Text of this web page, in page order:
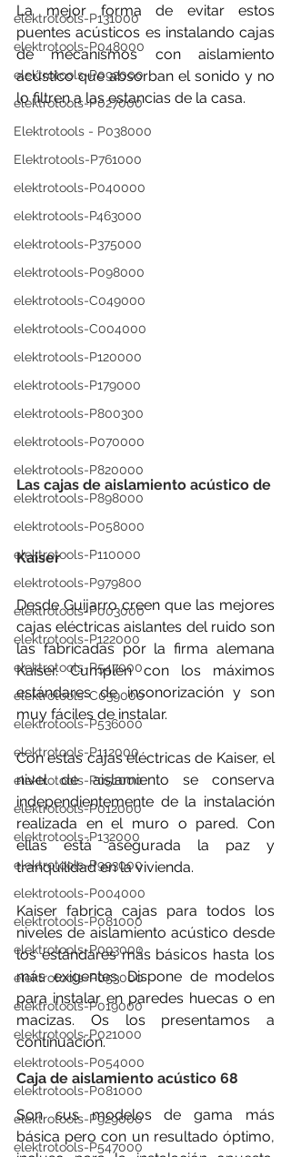
elektrotools-P131000
elektrotools-P048000
elektrotools-P092000
elektrotools-P027000
Elektrotools - P038000
Elektrotools-P761000
elektrotools-P040000
elektrotools-P463000
elektrotools-P375000
elektrotools-P098000
elektrotools-C049000
elektrotools-C004000
elektrotools-P120000
elektrotools-P179000
elektrotools-P800300
elektrotools-P070000
elektrotools-P820000
elektrotools-P898000
elektrotools-P058000
elektrotools-P110000
elektrotools-P979800
elektrotools-P003000
elektrotools-P122000
elektrotools-P547000
elektrotools-C039000
elektrotools-P536000
elektrotools-P112000
elektrotools-P051000
elektrotools-P012000
elektrotools-P132000
elektrotools-P993000
elektrotools-P004000
elektrotools-P081000
elektrotools-P093000
elektrotools-P053000
elektrotools-P019000
elektrotools-P021000
elektrotools-P054000
elektrotools-P081000
elektrotools-P929000
elektrotools-P547000
La mejor forma de evitar estos
puentes acústicos es instalando cajas
de mecanismos con aislamiento
acústico que absorban el sonido y no
lo filtren a las estancias de la casa.
Las cajas de aislamiento acústico de
Kaiser
Desde Guijarro creen que las mejores
cajas eléctricas aislantes del ruido son
las fabricadas por la firma alemana
Kaiser. Cumplen con los máximos
estándares de insonorización y son
muy fáciles de instalar.
Con estas cajas eléctricas de Kaiser, el
nivel de aislamiento se conserva
independientemente de la instalación
realizada en el muro o pared. Con
ellas está asegurada la paz y
tranquilidad en la vivienda.
Kaiser fabrica cajas para todos los
niveles de aislamiento acústico desde
los estándares más básicos hasta los
más exigentes. Dispone de modelos
para instalar en paredes huecas o en
macizas. Os los presentamos a
continuación.
Caja de aislamiento acústico 68
Son sus modelos de gama más
básica pero con un resultado óptimo,